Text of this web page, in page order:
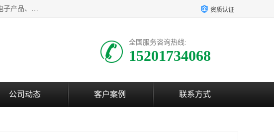
上海青禾贸易有限公司成立于2020年，注册地位于上海市宝山区。经营范围包括：机械设备、五金制品、劳防用品、电子产品、塑胶制品、家具、模具、纺织品、仪器仪表、建筑材料、装饰材料、化工产品、金属制品、机车配件等货物进出口报关、清关服务。 资质认证
全国服务咨询热线:
15201734068
公司动态 客户案例 联系方式